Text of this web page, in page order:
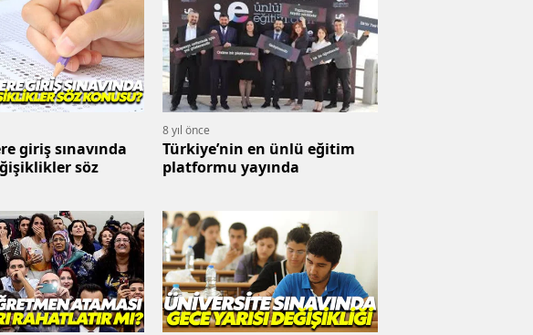
giriş sınavında
söz
8 yıl önce
Türkiye’nin en ünlü eğitim
platformu yayında